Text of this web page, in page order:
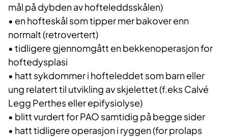
mål på dybden av hofteleddsskålen)
• en hofteskål som tipper mer bakover enn
normalt (retrovertert)
• tidligere gjennomgått en bekkenoperasjon for
hoftedysplasi
• hatt sykdommer i hofteleddet som barn eller
ung relatert til utvikling av skjelettet (f.eks Calvé
Legg Perthes eller epifysiolyse)
• blitt vurdert for PAO samtidig på begge sider
• hatt tidligere operasjon i ryggen (for prolaps